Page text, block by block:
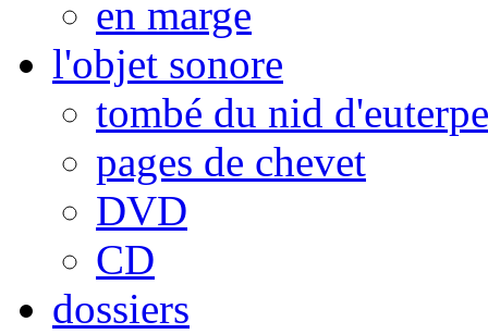
en marge
l'objet sonore
tombé du nid d'euterpe
pages de chevet
DVD
CD
dossiers